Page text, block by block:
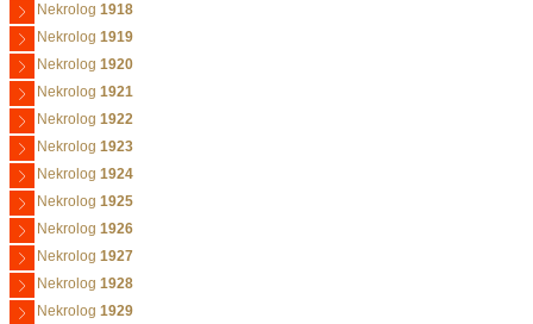
Nekrolog 1918
Nekrolog 1919
Nekrolog 1920
Nekrolog 1921
Nekrolog 1922
Nekrolog 1923
Nekrolog 1924
Nekrolog 1925
Nekrolog 1926
Nekrolog 1927
Nekrolog 1928
Nekrolog 1929